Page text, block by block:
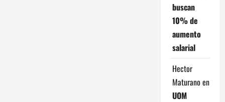
buscan
10% de
aumento
salarial
Hector
Maturano en
UOM